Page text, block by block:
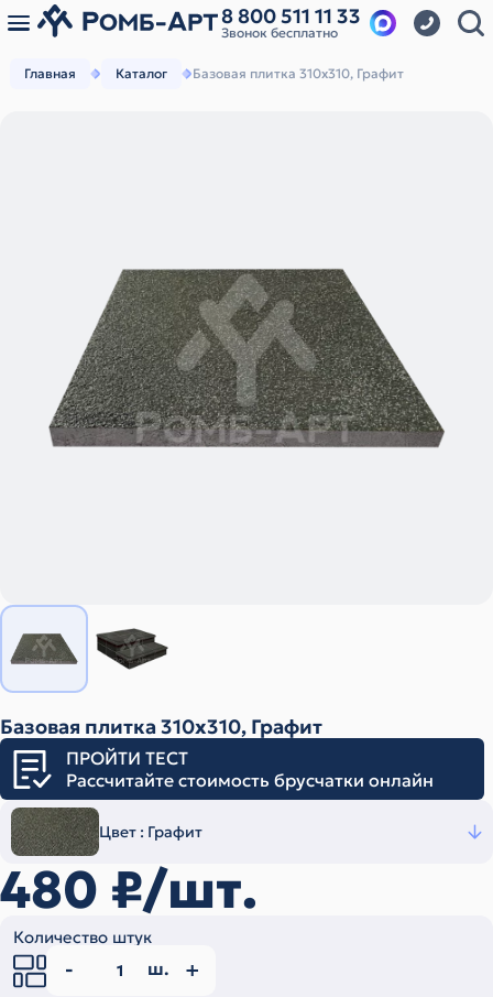
8 800 511 11 33
Звонок бесплатно
Главная Каталог Базовая плитка 310х310, Графит
Базовая плитка 310х310, Графит
ПРОЙТИ ТЕСТ
Рассчитайте стоимость брусчатки онлайн
Цвет : Графит
480 ₽/шт.
Количество штук
ш.